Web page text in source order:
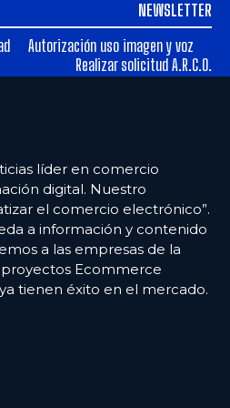
NEWSLETTER
Autorización uso imagen y voz
Realizar solicitud A.R.C.O.
líder en comercio
digital. Nuestro
el comercio electrónico”.
a información y contenido
a las empresas de la
Ecommerce
tienen éxito en el mercado.